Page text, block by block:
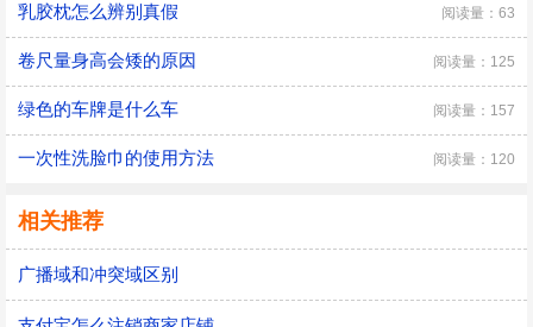
乳胶枕怎么辨别真假 阅读量：63
卷尺量身高会矮的原因 阅读量：125
绿色的车牌是什么车 阅读量：157
一次性洗脸巾的使用方法 阅读量：120
相关推荐
广播域和冲突域区别